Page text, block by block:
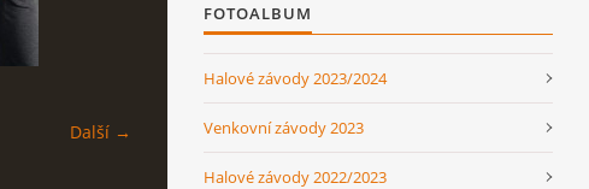
Další →
FOTOALBUM
Halové závody 2023/2024
Venkovní závody 2023
Halové závody 2022/2023